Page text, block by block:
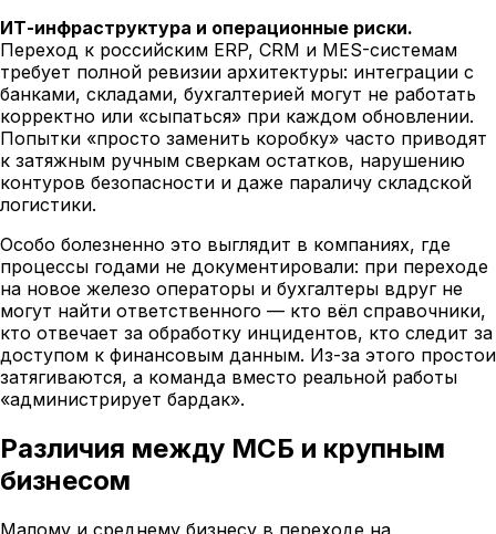
ИТ-инфраструктура и операционные риски.
Переход к российским ERP, CRM и MES-системам
требует полной ревизии архитектуры: интеграции с
банками, складами, бухгалтерией могут не работать
корректно или «сыпаться» при каждом обновлении.
Попытки «просто заменить коробку» часто приводят
к затяжным ручным сверкам остатков, нарушению
контуров безопасности и даже параличу складской
логистики.
Особо болезненно это выглядит в компаниях, где
процессы годами не документировали: при переходе
на новое железо операторы и бухгалтеры вдруг не
могут найти ответственного — кто вёл справочники,
кто отвечает за обработку инцидентов, кто следит за
доступом к финансовым данным. Из-за этого простои
затягиваются, а команда вместо реальной работы
«администрирует бардак».
Различия между МСБ и крупным
бизнесом
Малому и среднему бизнесу в переходе на